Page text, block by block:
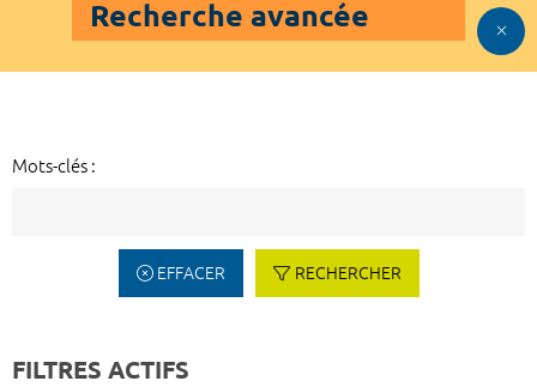
Recherche avancée
Mots-clés :
EFFACER RECHERCHER
FILTRES ACTIFS